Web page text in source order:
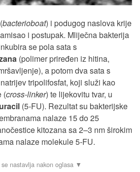
bacterioboat) i podugog naslova krije
i postupak. Mliječna bakterija
se pola sata s
(polimer priređen iz hitina,
a potom dva sata s
tripolifosfat, koji služi kao
(cross-linker) te lijekovitu tvar, u
(5-FU). Rezultat su bakterijske
nalaze 15 do 25
kitozana sa 2–3 nm širokim
nalaze molekule 5-FU.